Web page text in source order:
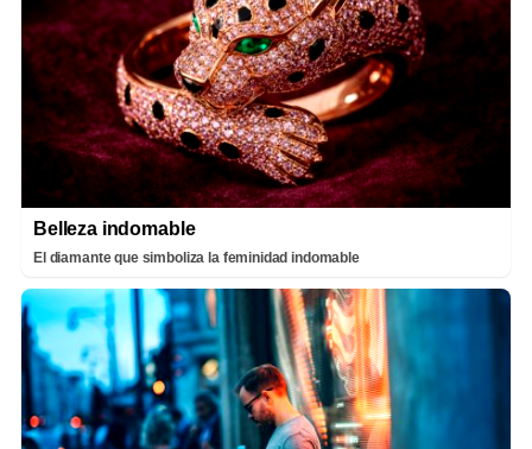
Belleza indomable
El diamante que simboliza la feminidad indomable